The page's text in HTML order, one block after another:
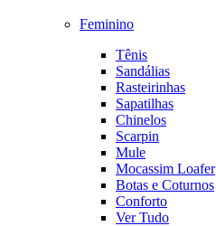
Feminino
Tênis
Sandálias
Rasteirinhas
Sapatilhas
Chinelos
Scarpin
Mule
Mocassim Loafer
Botas e Coturnos
Conforto
Ver Tudo